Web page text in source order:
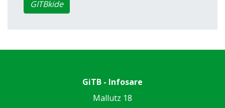
GITBkide
GiTB - Infosare
Mallutz 18